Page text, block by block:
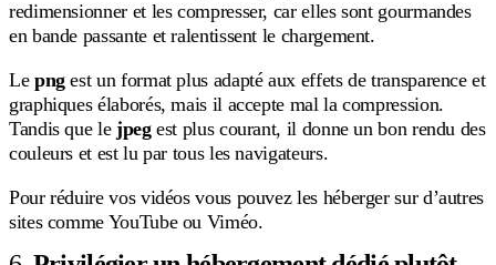
redimensionner et les compresser, car elles sont gourmandes
en bande passante et ralentissent le chargement.
Le pngest un format plus adapté aux effets de transparence et
graphiques élaborés, mais il accepte mal la compression.
Tandis que le jpegest plus courant, il donne un bon rendu des
couleurs et est lu par tous les navigateurs.
Pour réduire vos vidéos vous pouvez les héberger sur d’autres
sites comme YouTube ou Viméo.